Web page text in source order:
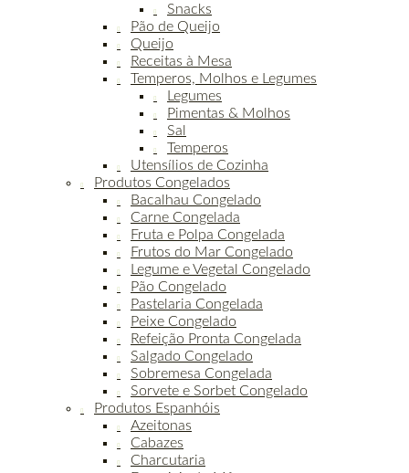
Snacks
Pão de Queijo
Queijo
Receitas à Mesa
Temperos, Molhos e Legumes
Legumes
Pimentas & Molhos
Sal
Temperos
Utensílios de Cozinha
Produtos Congelados
Bacalhau Congelado
Carne Congelada
Fruta e Polpa Congelada
Frutos do Mar Congelado
Legume e Vegetal Congelado
Pão Congelado
Pastelaria Congelada
Peixe Congelado
Refeição Pronta Congelada
Salgado Congelado
Sobremesa Congelada
Sorvete e Sorbet Congelado
Produtos Espanhóis
Azeitonas
Cabazes
Charcutaria